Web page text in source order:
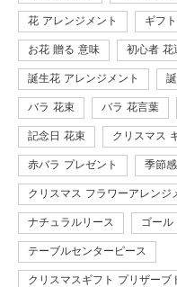
花 アレンジメント ギフ
お花 贈る 意味 初心者 花
誕生花 アレンジメント
バラ 花束 バラ 花言葉
記念日 花束 クリスマス
赤バラ プレゼント 季節
クリスマス フラワーアレンジ
ナチュラルリース ゴール
テーブルセンターピース
クリスマスギフト プリザーブ